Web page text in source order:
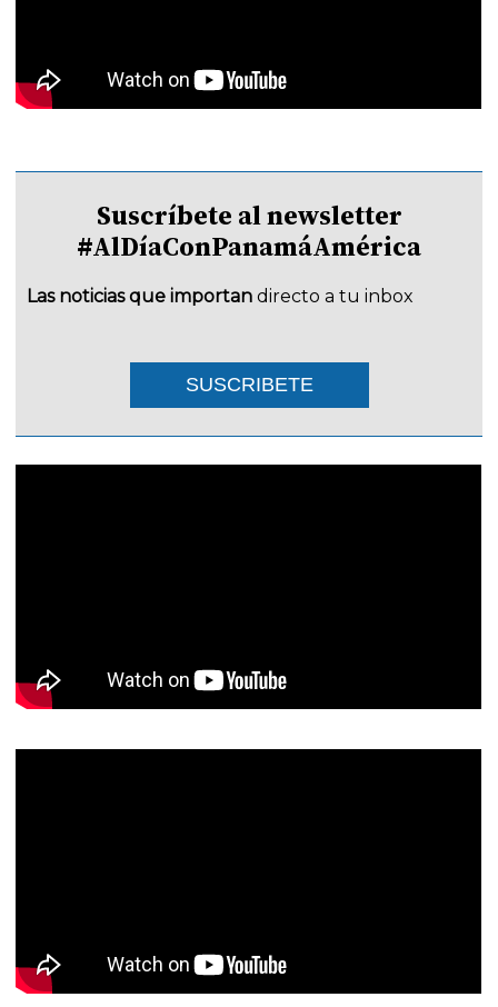
Suscríbete al newsletter
#AlDíaConPanamáAmérica
Las noticias que importan directo a tu inbox
SUSCRIBETE